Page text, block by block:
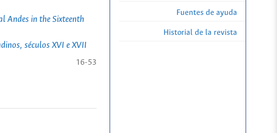
Andes in the Sixteenth
séculos XVI e XVII
16-53
Fuentes de ayuda
Historial de la revista